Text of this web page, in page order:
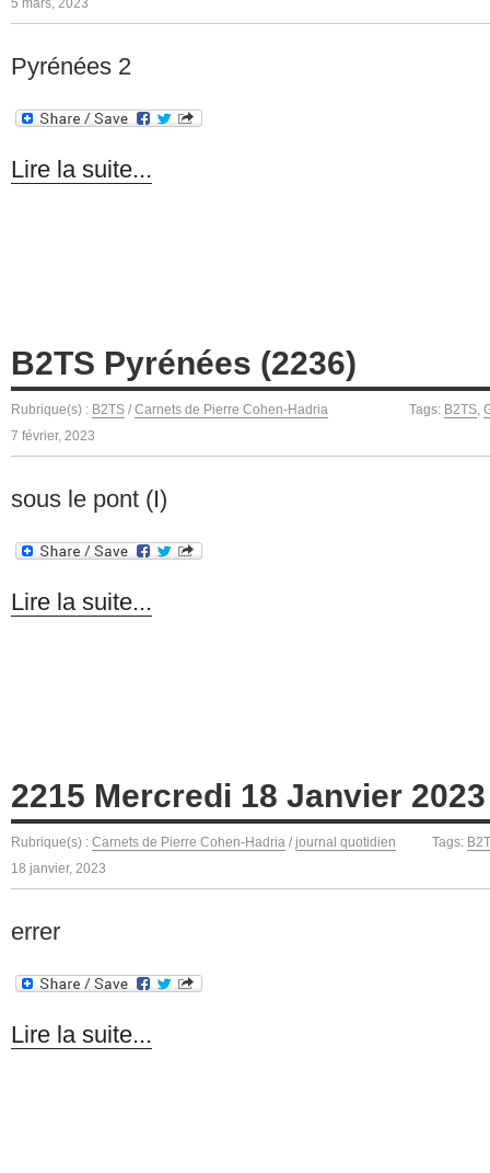
5 mars, 2023
Pyrénées 2
Lire la suite...
B2TS Pyrénées (2236)
Rubrique(s) : B2TS / Carnets de Pierre Cohen-Hadria Tags: B2TS
7 février, 2023
sous le pont (I)
Lire la suite...
2215 Mercredi 18 Janvier 2023
Rubrique(s) : Carnets de Pierre Cohen-Hadria / journal quotidien Tags:
18 janvier, 2023
errer
Lire la suite...